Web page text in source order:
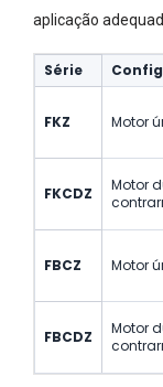
aplicação
Série
FKZ Motor
FKCDZ
Motor
FBCZ Motor
FBCDZ
Motor